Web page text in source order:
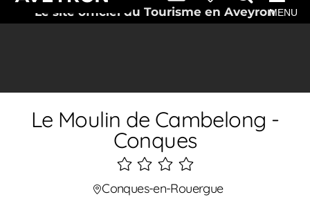
Le site officiel du Tourisme en AveyronMENU
Le Moulin de Cambelong -
Conques
4
étoiles
Conques-en-Rouergue